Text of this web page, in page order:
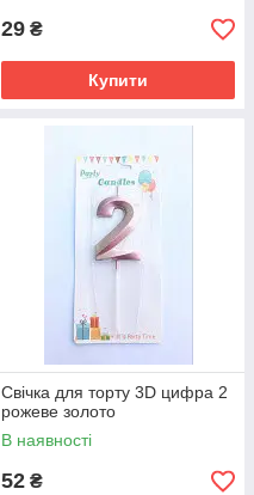
29 ₴
Купити
Свічка для торту 3D цифра 2
рожеве золото
В наявності
52 ₴